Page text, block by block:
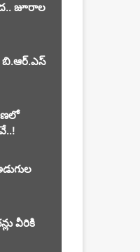
జూరాల
బి.ఆర్.ఎస్
వీరికి